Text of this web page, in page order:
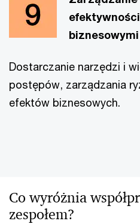
biznesowymi
Dostarczanie narzędzi i
postępów, zarządzania
efektów biznesowych.
Co wyróżnia
zespołem?